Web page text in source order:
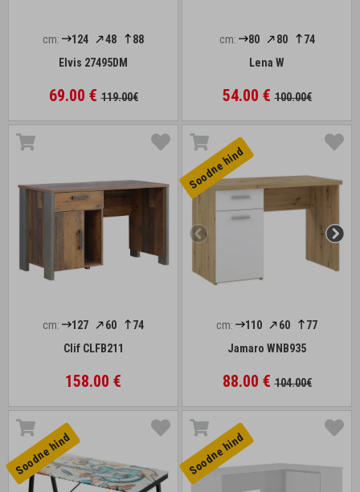
cm: 124 48
88
Elvis 27495DM
69.00 €119.00€
cm: 80 80
74
Lena W
54.00 €100.00€
cm: 127 60
74
Clif CLFB211
158.00 €
Soodne hind
cm: 110 60
77
Jamaro WNB935
88.00 €104.00€
Soodne hind Soodne hind